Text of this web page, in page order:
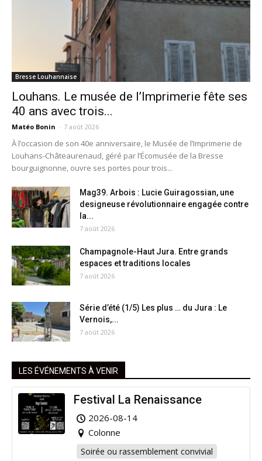
Bresse Louhannaise
Louhans. Le musée de l’Imprimerie fête ses
40 ans avec trois...
Matéo Bonin - 7 août 2026
À l’occasion de son 40e anniversaire, le Musée de l’Imprimerie de
Louhans-Châteaurenaud, géré par l’Écomusée de la Bresse
bourguignonne, ouvre ses portes pour trois...
Mag39. Arbois : Lucie Guiragossian, une
designeuse révolutionnaire engagée contre
la...
7 août 2026
Champagnole-Haut Jura. Entre grands
espaces et traditions locales
7 août 2026
Série d’été (1/5) Les plus … du Jura : Le
Vernois,...
7 août 2026
LES ÉVÉNEMENTS À VENIR
Festival La Renaissance
2026-08-14
Colonne
Soirée ou rassemblement convivial